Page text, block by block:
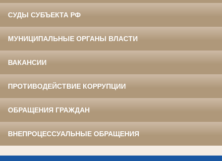
СУДЫ СУБЪЕКТА РФ
МУНИЦИПАЛЬНЫЕ ОРГАНЫ ВЛАСТИ
ВАКАНСИИ
ПРОТИВОДЕЙСТВИЕ КОРРУПЦИИ
ОБРАЩЕНИЯ ГРАЖДАН
ВНЕПРОЦЕССУАЛЬНЫЕ ОБРАЩЕНИЯ